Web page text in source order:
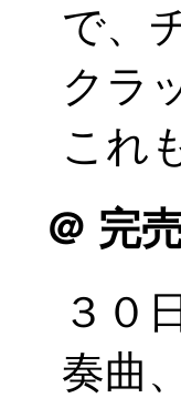
で、
クラ
これ
＠ 完
３０
奏曲